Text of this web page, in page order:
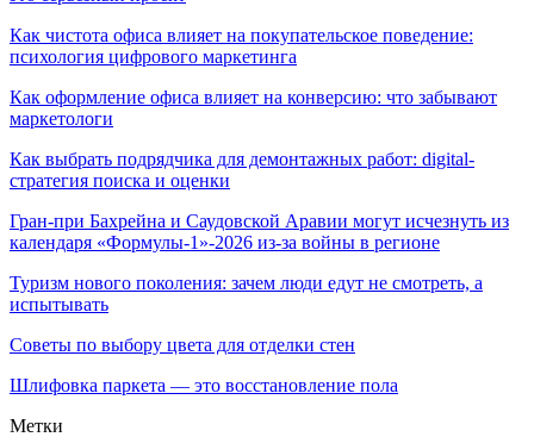
Как чистота офиса влияет на покупательское поведение:
психология цифрового маркетинга
Как оформление офиса влияет на конверсию: что забывают
маркетологи
Как выбрать подрядчика для демонтажных работ: digital-
стратегия поиска и оценки
Гран-при Бахрейна и Саудовской Аравии могут исчезнуть из
календаря «Формулы-1»-2026 из-за войны в регионе
Туризм нового поколения: зачем люди едут не смотреть, а
испытывать
Советы по выбору цвета для отделки стен
Шлифовка паркета — это восстановление пола
Метки